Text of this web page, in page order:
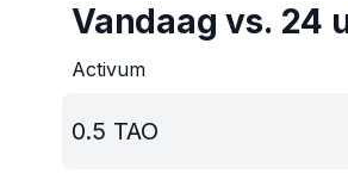
Vandaag vs. 24
Activum
0.5 TAO